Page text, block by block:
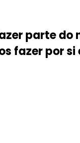
parte do
fazer por